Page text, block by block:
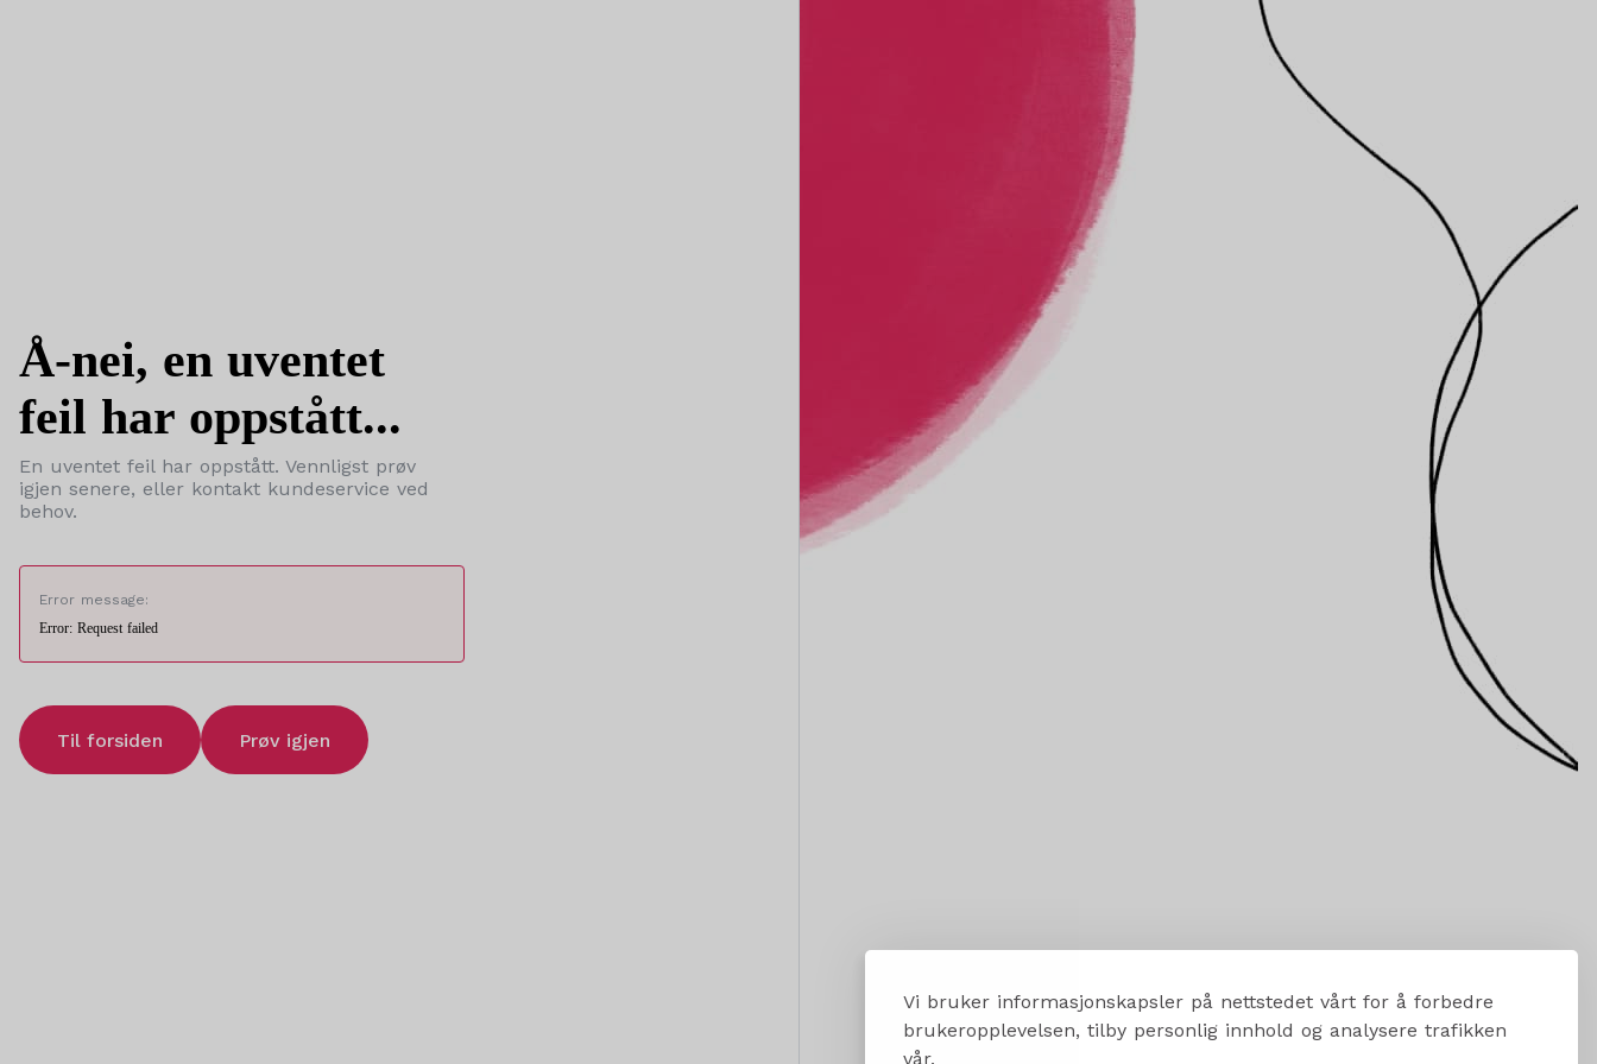
Vi bruker informasjonskapsler på nettstedet vårt for å forbedre
brukeropplevelsen, tilby personlig innhold og analysere trafikken
vår.
Å-nei, en uventet
feil har oppstått...
En uventet feil har oppstått. Vennligst prøv
igjen senere, eller kontakt kundeservice ved
behov.
Error message:
Error: Request failed
Til forsiden Prøv igjen